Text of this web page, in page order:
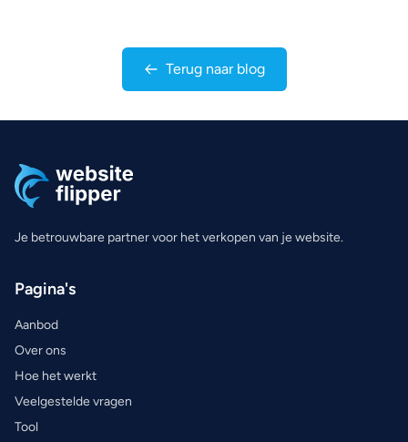
Terug naar blog
Je betrouwbare partner voor het verkopen van je website.
Pagina's
Aanbod
Over ons
Hoe het werkt
Veelgestelde vragen
Tool